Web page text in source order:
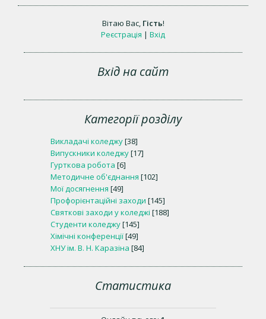
Вітаю Вас, Гість!
Реєстрація | Вхід
Вхід на сайт
Категорії розділу
Викладачі коледжу[38]
Випускники коледжу[17]
Гурткова робота [6]
Методичне об'єднання [102]
Мої досягнення [49]
Профорієнтаційні заходи [145]
Святкові заходи у коледжі [188]
Студенти коледжу[145]
Хімічні конференції[49]
ХНУ ім. В. Н. Каразіна [84]
Статистика